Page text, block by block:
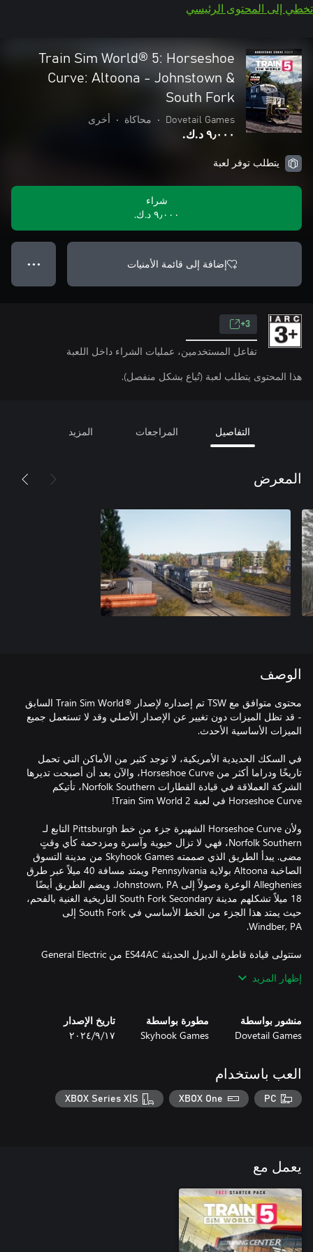
تخطي إلى المحتوى الرئيسي
Train Sim World® 5: Horseshoe
Curve: Altoona - Johnstown &
South Fork
Dovetail Games
• محاكاة • أخرى
٩٫٠٠٠ د.ك.‏
يتطلب توفر لعبة
شراء
٩٫٠٠٠ د.ك.‏
إضافة إلى قائمة الأمنيات ● ● ●
3+
تفاعل المستخدمين، عمليات الشراء داخل اللعبة
هذا المحتوى يتطلب لعبة (تُباع بشكل منفصل).
التفاصيل المراجعات المزيد
المعرض
الوصف
محتوى متوافق مع TSW تم إصداره لإصدار ®Train Sim World السابق
- قد تظل الميزات دون تغيير عن الإصدار الأصلي وقد لا تستعمل جميع
في السكك الحديدية الأمريكية، لا توجد كثير من الأماكن التي تحمل
تاريخًا ودراما أكثر من Horseshoe Curve، والآن بعد أن أصبحت تديرها
الشركة العملاقة في قيادة القطارات Norfolk Southern، تأتيكم
ولأن Horseshoe Curve الشهيرة جزء من خط Pittsburgh التابع لـ
Norfolk Southern، فهي لا تزال حيوية وآسرة ومزدحمة كأي وقتٍ
مضى. يبدأ الطريق الذي صممته Skyhook Games من مدينة التسوق
الصاخبة Altoona بولاية Pennsylvania ويمتد مسافة 40 ميلاً عبر طرق
Alleghenies الوعرة وصولاً إلى Johnstown, PA. ويضم الطريق أيضًا
18 ميلاً تشكلهم مدينة South Fork Secondary التاريخية الغنية بالفحم،
حيث يمتد هذا الجزء من الخط الأساسي في South Fork إلى
ستتولى قيادة قاطرة الديزل الحديثة ES44AC من General Electric
إظهار المزيد
منشور بواسطة
Dovetail Games
مطورة بواسطة
Skyhook Games
تاريخ الإصدار
١٧‏/٩‏/٢٠٢٤
العب باستخدام
PC
XBOX One
XBOX Series X|S
يعمل مع